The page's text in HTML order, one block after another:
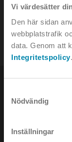
Vi värdesätter
Den här sidan
webbplatstrafik
data. Genom att
Integritetspolicy.
Nödvändig
Inställningar
e-mail:
tel:08-442 90